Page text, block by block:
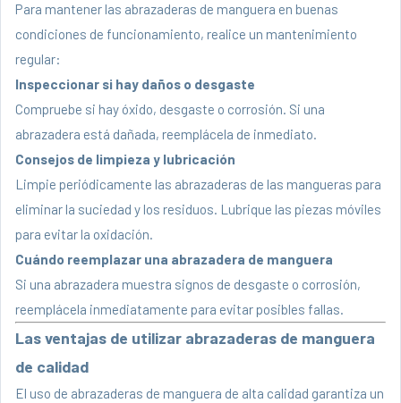
Para mantener las abrazaderas de manguera en buenas
condiciones de funcionamiento, realice un mantenimiento
regular:
Inspeccionar si hay daños o desgaste
Compruebe si hay óxido, desgaste o corrosión. Si una
abrazadera está dañada, reemplácela de inmediato.
Consejos de limpieza y lubricación
Limpie periódicamente las abrazaderas de las mangueras para
eliminar la suciedad y los residuos. Lubrique las piezas móviles
para evitar la oxidación.
Cuándo reemplazar una abrazadera de manguera
Si una abrazadera muestra signos de desgaste o corrosión,
reemplácela inmediatamente para evitar posibles fallas.
Las ventajas de utilizar abrazaderas de manguera
de calidad
El uso de abrazaderas de manguera de alta calidad garantiza un